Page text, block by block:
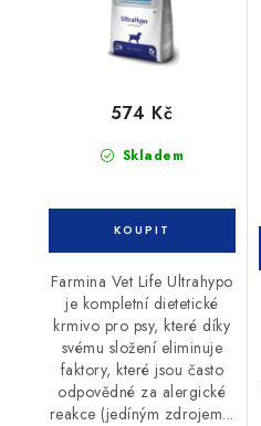
Skladem
574 Kč
Farmina Vet Life Ultrahypo
je kompletní dietetické
krmivo pro psy, které díky
svému složení eliminuje
faktory, které jsou často
odpovědné za alergické
reakce (jedíným zdrojem...